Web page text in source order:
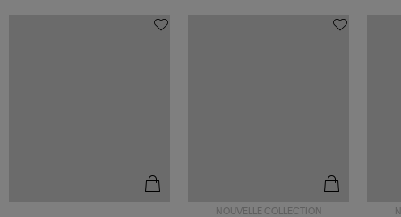
NOUVELLE COLLECTION